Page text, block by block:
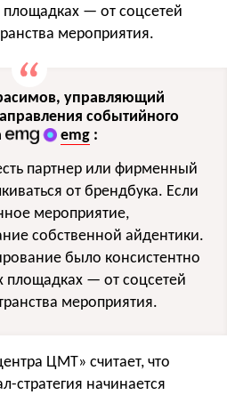
площадках — от соцсетей
мероприятия.
управляющий
событийного
emg :
партнер или фирменный
от брендбука. Если
мероприятие,
собственной айдентики.
было консистентно
площадках — от соцсетей
мероприятия.
ЦМТ» считает, что
стратегия начинается